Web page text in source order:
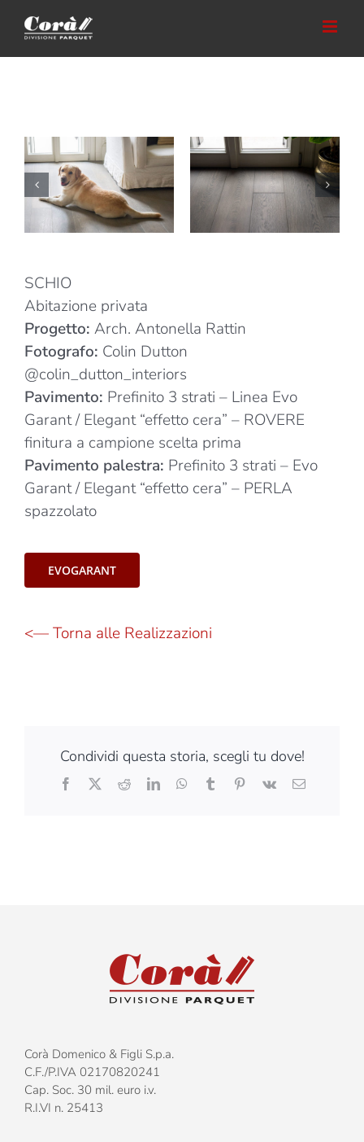
contenuto
SCHIO
Abitazione privata
Progetto: Arch. Antonella Rattin
Fotografo: Colin Dutton
@colin_dutton_interiors
Pavimento: Prefinito 3 strati – Linea Evo
Garant / Elegant “effetto cera” – ROVERE
finitura a campione scelta prima
Pavimento palestra: Prefinito 3 strati – Evo
Garant / Elegant “effetto cera” – PERLA
spazzolato
EVOGARANT
<— Torna alle Realizzazioni
Condividi questa storia, scegli tu dove!
Facebook
X RedditLinkedInWhatsApp
TumblrPinterest
Vk Email
Corà Domenico & Figli S.p.a.
C.F./P.IVA 02170820241
Cap. Soc. 30 mil. euro i.v.
R.I.VI n. 25413